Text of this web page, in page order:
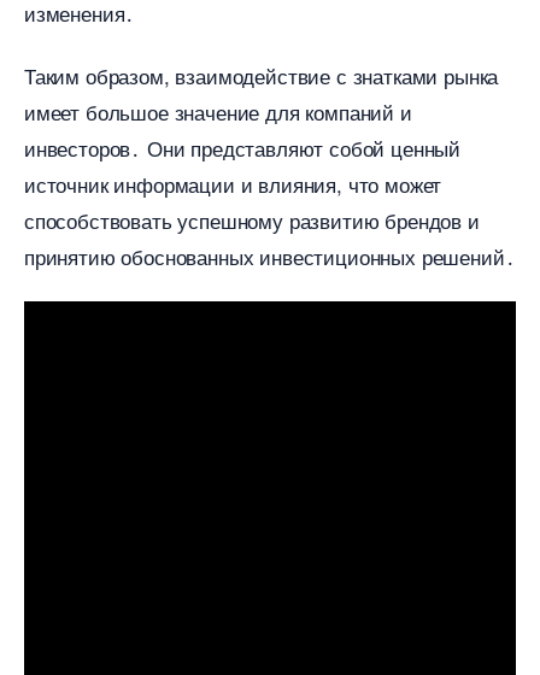
изменения․
Таким образом, взаимодействие с знатками рынка
имеет большое значение для компаний и
инвесторов․ Они представляют собой ценный
источник информации и влияния, что может
способствовать успешному развитию брендов и
принятию обоснованных инвестиционных решений․